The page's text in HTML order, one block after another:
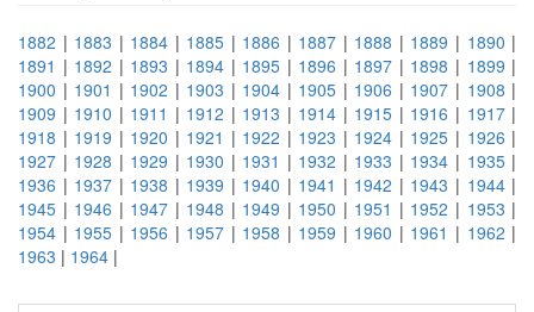
1882 | 1883 | 1884 | 1885 | 1886 | 1887 | 1888 | 1889 | 1890 |
1891 | 1892 | 1893 | 1894 | 1895 | 1896 | 1897 | 1898 | 1899 |
1900 | 1901 | 1902 | 1903 | 1904 | 1905 | 1906 | 1907 | 1908 |
1909 | 1910 | 1911 | 1912 | 1913 | 1914 | 1915 | 1916 | 1917|
1918 | 1919 | 1920 | 1921 | 1922 | 1923 | 1924 | 1925 | 1926 |
1927 | 1928 | 1929 | 1930 | 1931 | 1932 | 1933 | 1934 | 1935|
1936 | 1937 | 1938 | 1939 | 1940 | 1941 | 1942 | 1943 | 1944|
1945 | 1946 | 1947 | 1948 | 1949 | 1950 | 1951 | 1952 | 1953 |
1954 | 1955 | 1956 | 1957 | 1958 | 1959 | 1960 | 1961 | 1962 |
1963 | 1964 |